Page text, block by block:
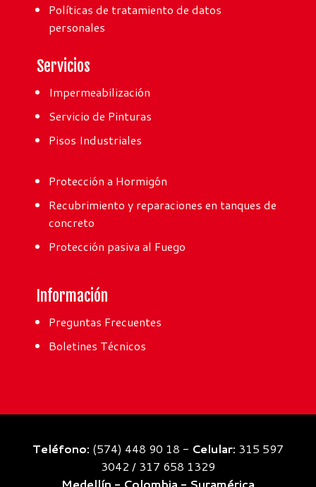
Políticas de tratamiento de datos
personales
Servicios
Impermeabilización
Servicio de Pinturas
Pisos Industriales
Protección a Hormigón
Recubrimiento y reparaciones en tanques de
concreto
Protección pasiva al Fuego
Información
Preguntas Frecuentes
Boletines Técnicos
Teléfono: (574) 448 90 18 - Celular: 315 597
3042 / 317 658 1329
Medellín - Colombia - Suramérica